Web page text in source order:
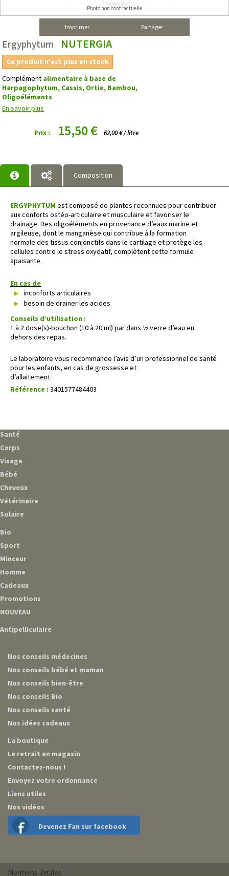
Photo non contractuelle
Imprimer Partager
Ergyphytum NUTERGIA
Ce produit n'est plus en stock
Complément alimentaire à base de
Harpagophytum, Cassis, Ortie, Bambou,
Oligoéléments
En savoir plus
Prix : 15,50 € 62,00 € / litre
Composition
ERGYPHYTUM est composé de plantes reconnues pour contribuer
aux conforts ostéo-articulaire et musculaire et favoriser le
drainage. Des oligoéléments en provenance d’eaux marine et
argileuse, dont le manganèse qui contribue à la formation
normale des tissus conjonctifs dans le cartilage et protège les
cellules contre le stress oxydatif, complètent cette formule
apaisante.
En cas de
inconforts articulaires
besoin de drainer les acides
Conseils d’utilisation :
1 à 2 dose(s)-bouchon (10 à 20 ml) par dans ½ verre d’eau en
dehors des repas.
Le laboratoire vous recommande l’avis d’un professionnel de santé
pour les enfants, en cas de grossesse et
d’allaitement.
Référence : 3401577484403
Santé
Corps
Visage
Bébé
Cheveux
Vétérinaire
Solaire
Bio
Sport
Minceur
Homme
Cadeaux
Promotions
NOUVEAU
Antipelliculaire
Nos conseils médecines
Nos conseils bébé et maman
Nos conseils bien-être
Nos conseils Bio
Nos conseils santé
Nos idées cadeaux
La boutique
Le retrait en magasin
Contactez-nous !
Envoyez votre ordonnance
Liens utiles
Nos vidéos
Devenez Fan sur facebook
Mentions légales